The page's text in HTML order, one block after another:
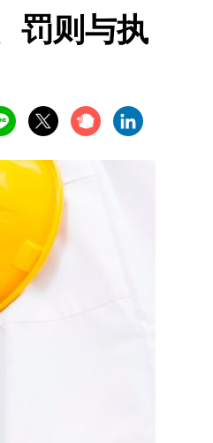
罚则与执